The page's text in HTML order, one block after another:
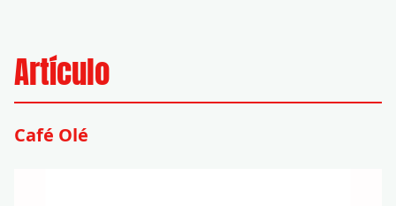
Artículo
Café Olé